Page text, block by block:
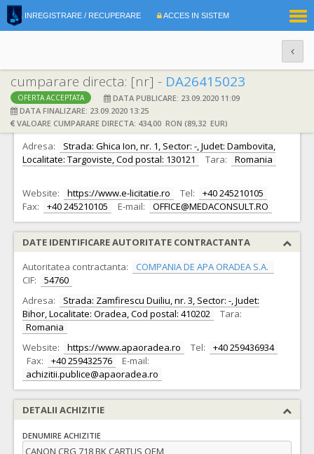
INREGISTRARE / RECUPERARE ACCES IN SISTEM
cumparare directa: [nr] - DA26415023
OFERTA ACCEPTATA
DATA PUBLICARE: 23.09.2020 11:09
DATA FINALIZARE: 23.09.2020 13:25
VALOARE CUMPARARE DIRECTA: 434,00 RON (89,32 EUR)
DATE IDENTIFICARE OFERTANT
Ofertant: S.C. MEDA CONSULT S.R.L. CIF:
15730038
Adresa:
Strada: Ghica Ion, nr. 1, Sector: -, Judet: Dambovita,
Localitate: Targoviste, Cod postal: 130121
Tara: Romania
Website: https://www.e-licitatie.ro Tel:
+40 245210105
Fax:
+40 245210105 E-mail: OFFICE@MEDACONSULT.RO
DATE IDENTIFICARE AUTORITATE CONTRACTANTA
Autoritatea contractanta:
COMPANIA DE APA ORADEA S.A.
CIF:
54760
Adresa:
Strada: Zamfirescu Duiliu, nr. 3, Sector: -, Judet:
Bihor, Localitate: Oradea, Cod postal: 410202
Tara:
Romania
Website:
https://www.apaoradea.ro Tel:
+40 259436934
Fax:
+40 259432576
E-mail:
achizitii.publice@apaoradea.ro
DETALII ACHIZITIE
DENUMIRE ACHIZITIE
CANON CRG 718 BK CARTUS OEM